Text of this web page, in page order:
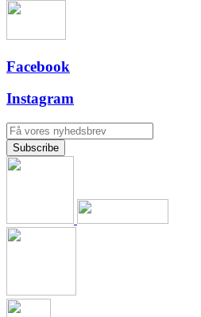
Facebook
Instagram